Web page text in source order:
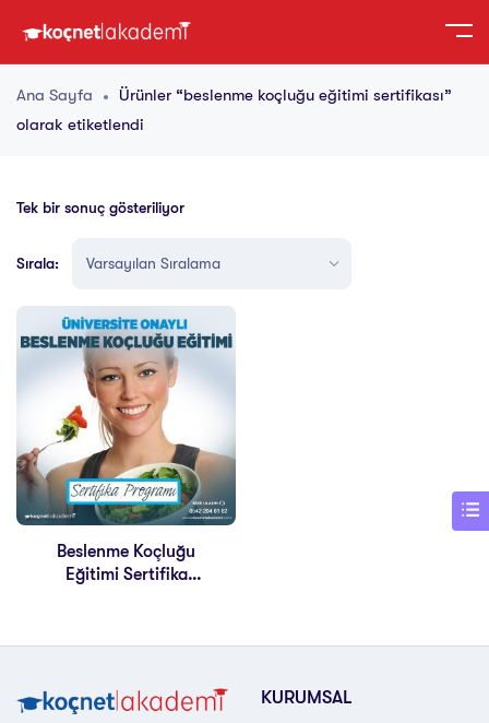
Ana Sayfa
Ürünler “beslenme koçluğu eğitimi sertifikası”
olarak etiketlendi
Tek bir sonuç gösteriliyor
Sırala:
Beslenme Koçluğu
Eğitimi Sertifika
KURUMSAL